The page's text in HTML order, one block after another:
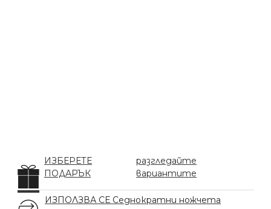
ИЗБЕРЕТЕ
ПОДАРЪК
разгледайте
вариантите
ИЗПОЛЗВА СЕ Седнократни ножчета